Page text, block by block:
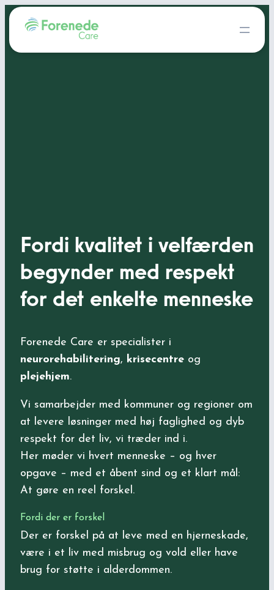
Fordi kvalitet i velfærden
begynder med respekt
for det enkelte menneske
Forenede Care er specialister i
neurorehabilitering, krisecentre og
plejehjem.
Vi samarbejder med kommuner og regioner om
at levere løsninger med høj faglighed og dyb
respekt for det liv, vi træder ind i.
Her møder vi hvert menneske – og hver
opgave – med et åbent sind og et klart mål:
At gøre en reel forskel.
Fordi der er forskel
Der er forskel på at leve med en hjerneskade,
være i et liv med misbrug og vold eller have
brug for støtte i alderdommen.